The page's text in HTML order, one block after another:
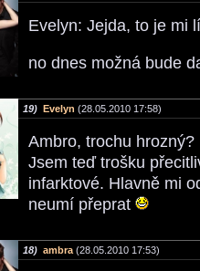
Evelyn: Jejda, to je mi
no dnes možná bude
19) Evelyn (28.05.2010 17:58)
Ambro, trochu
Jsem teď trošku
infarktové. Hlavně mi
neumí přeprat
18) ambra (28.05.2010 17:53)